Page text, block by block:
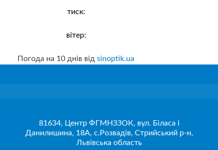
тиск:
вітер:
Погода на 10 днів від sinoptik.ua
81634, Центр ФГМНЗЗОК, вул. Біласа і
Данилишина, 18А, с.Розвадів, Стрийський р-н,
Львівська область